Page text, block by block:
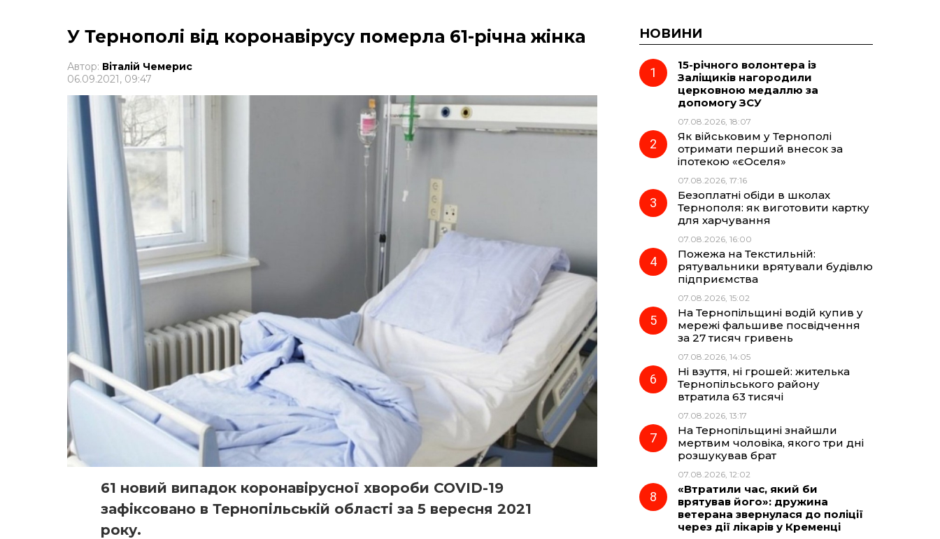
У Тернополі від коронавірусу померла 61-річна жінка
Автор: Віталій Чемерис
06.09.2021, 09:47
61 новий випадок коронавірусної хвороби COVID-19
зафіксовано в Тернопільській області за 5 вересня 2021
року.
НОВИНИ
15-річного волонтера із
Заліщиків нагородили
церковною медаллю за
допомогу ЗСУ
07.08.2026, 18:07
Як військовим у Тернополі
отримати перший внесок за
іпотекою «єОселя»
07.08.2026, 17:16
Безоплатні обіди в школах
Тернополя: як виготовити картку
для харчування
07.08.2026, 16:00
Пожежа на Текстильній:
рятувальники врятували будівлю
підприємства
07.08.2026, 15:02
На Тернопільщині водій купив у
мережі фальшиве посвідчення
за 27 тисяч гривень
07.08.2026, 14:05
Ні взуття, ні грошей: жителька
Тернопільського району
втратила 63 тисячі
07.08.2026, 13:17
На Тернопільщині знайшли
мертвим чоловіка, якого три дні
розшукував брат
07.08.2026, 12:02
«Втратили час, який би
врятував його»: дружина
ветерана звернулася до поліції
через дії лікарів у Кременці